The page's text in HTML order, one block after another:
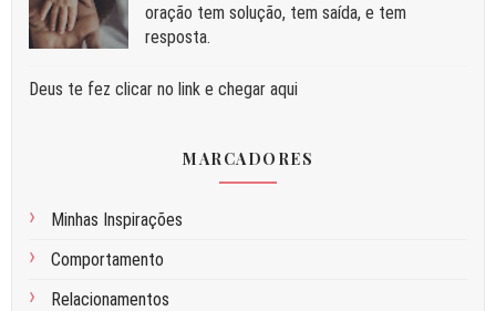
oração tem solução, tem saída, e tem
resposta.
Deus te fez clicar no link e chegar aqui
MARCADORES
Minhas Inspirações
Comportamento
Relacionamentos